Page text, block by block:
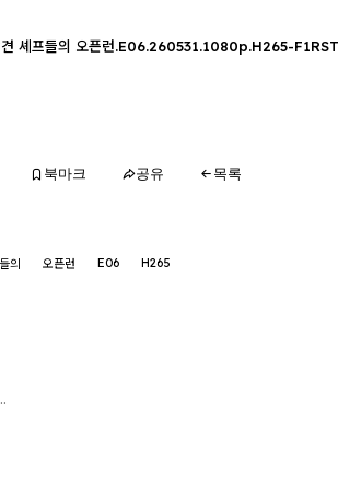
견 셰프들의 오픈런.E06.260531.1080p.H265-
북마크 공유 목록
의 오픈런 E06 H265